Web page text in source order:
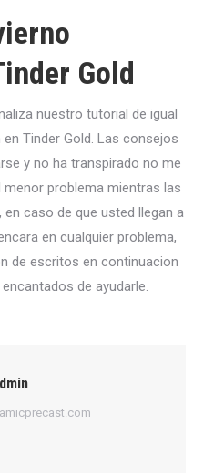
Gold
nuestro tutorial de igual
Tinder Gold. Las consejos
y no ha transpirado no me
problema mientras las
caso de que usted llegan a
en cualquier problema,
de escritos en continuacion
de ayudarle.